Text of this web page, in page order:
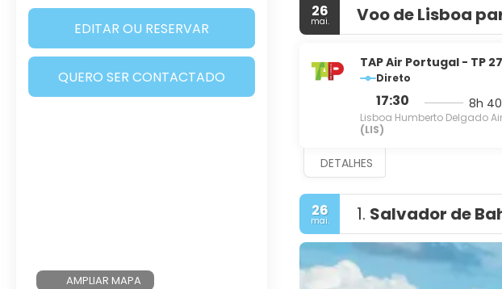
26
mai. Voo de Lisboa
TAP Air Portugal - TP 27
Direto
17:30
Lisboa Humberto Delgado
(LIS)
8h
DETALHES
26
mai. 1. Salvador de
EDITAR OU RESERVAR
QUERO SER CONTACTADO
AMPLIAR MAPA